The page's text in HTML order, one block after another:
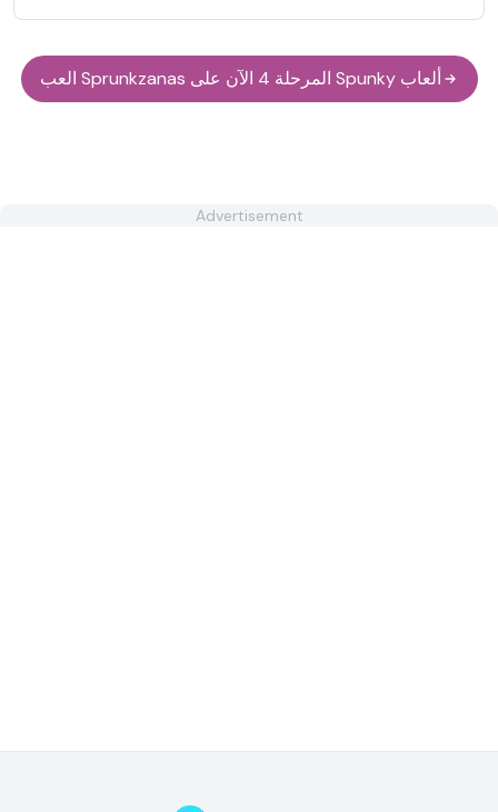
العب Sprunkzanas المرحلة 4 الآن على Spunky ألعاب
Advertisement